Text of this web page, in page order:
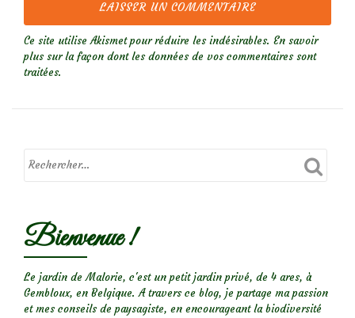
Ce site utilise Akismet pour réduire les indésirables. En savoir
plus sur la façon dont les données de vos commentaires sont
traitées.
Bienvenue !
Le jardin de Malorie, c'est un petit jardin privé, de 4 ares, à
Gembloux, en Belgique. A travers ce blog, je partage ma passion
et mes conseils de paysagiste, en encourageant la biodiversité